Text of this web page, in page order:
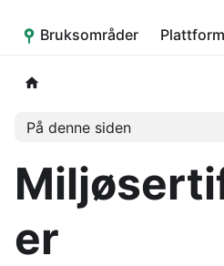
Placepoint
Bruksområder Plattform
På denne siden
er